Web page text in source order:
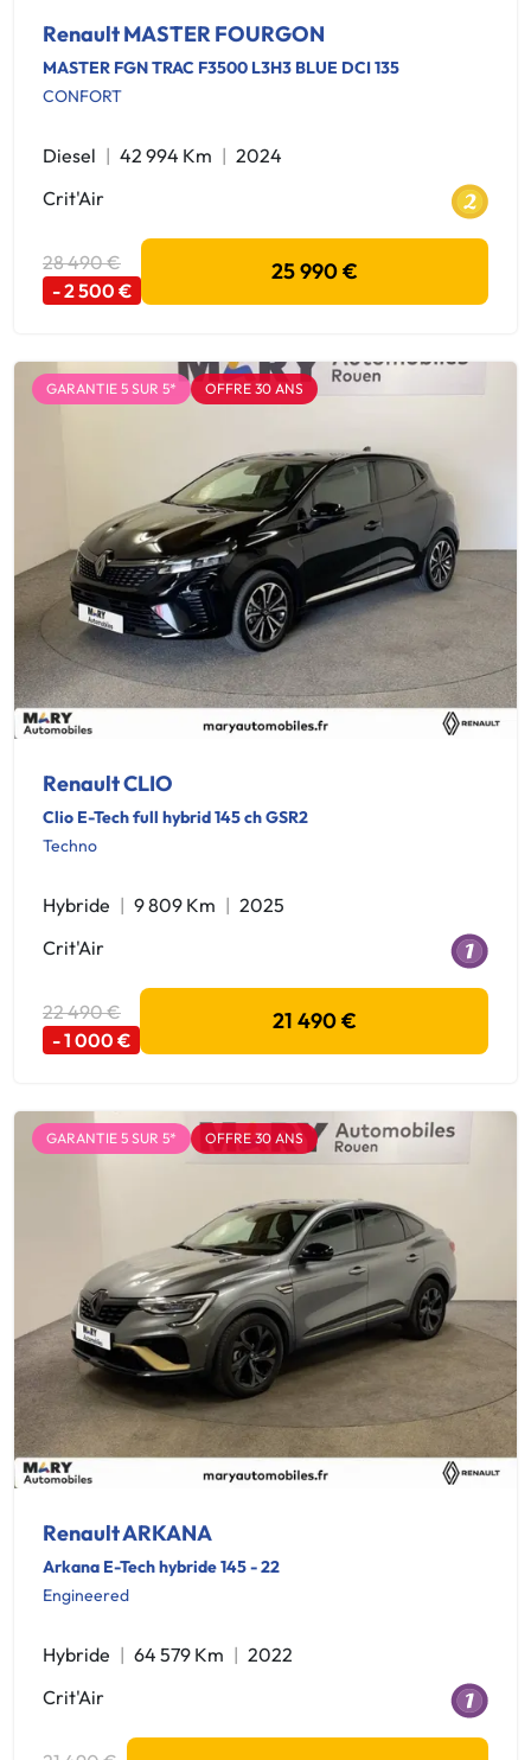
Renault MASTER FOURGON
MASTER FGN TRAC F3500 L3H3 BLUE DCI 135
CONFORT
Diesel 42 994 Km
2024
Crit'Air
28 490 €
- 2 500 €
25 990 €
GARANTIE 5 SUR 5* OFFRE 30 ANS
Renault CLIO
Clio E-Tech full hybrid 145 ch GSR2
Techno
Hybride 9 809 Km
2025
Crit'Air
22 490 €
- 1 000 €
21 490 €
GARANTIE 5 SUR 5* OFFRE 30 ANS
Renault ARKANA
Arkana E-Tech hybride 145 - 22
Engineered
Hybride 64 579 Km
2022
Crit'Air